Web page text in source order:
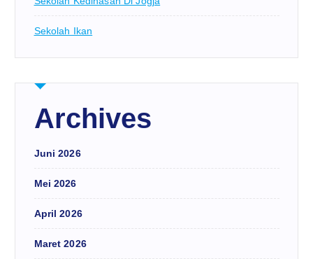
Sekolah Ikan
Archives
Juni 2026
Mei 2026
April 2026
Maret 2026